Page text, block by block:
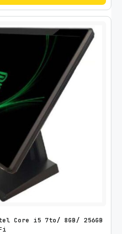
Core i5 7to/ 8GB/ 256GB